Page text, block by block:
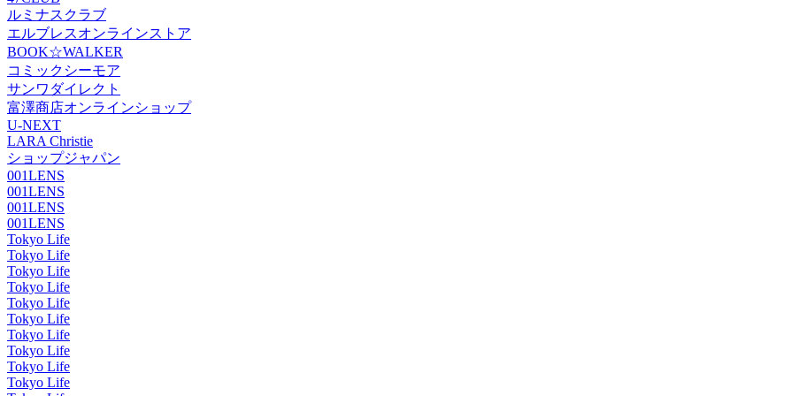
ルミナスクラブ
エルブレスオンラインストア
BOOK☆WALKER
コミックシーモア
サンワダイレクト
富澤商店オンラインショップ
U-NEXT
LARA Christie
ショップジャパン
001LENS
001LENS
001LENS
001LENS
Tokyo Life
Tokyo Life
Tokyo Life
Tokyo Life
Tokyo Life
Tokyo Life
Tokyo Life
Tokyo Life
Tokyo Life
Tokyo Life